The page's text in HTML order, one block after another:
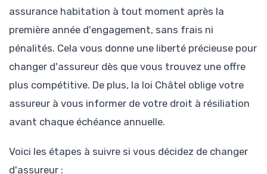
assurance habitation à tout moment après la
première année d'engagement, sans frais ni
pénalités. Cela vous donne une liberté précieuse pour
changer d'assureur dès que vous trouvez une offre
plus compétitive. De plus, la loi Châtel oblige votre
assureur à vous informer de votre droit à résiliation
avant chaque échéance annuelle.
Voici les étapes à suivre si vous décidez de changer
d'assureur :